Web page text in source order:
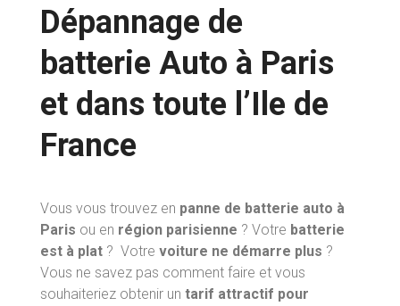
Dépannage de
batterie Auto à Paris
et dans toute l’Ile de
France
Vous vous trouvez en panne de batterie auto à
Paris ou en région parisienne ? Votre batterie
est à plat ? Votre voiture ne démarre plus ?
Vous ne savez pas comment faire et vous
souhaiteriez obtenir un tarif attractif pour